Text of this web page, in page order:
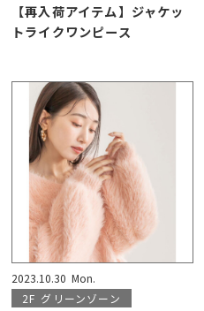
【再入荷アイテム】ジャケッ
トライクワンピース
2023.10.30 Mon.
2F グリーンゾーン